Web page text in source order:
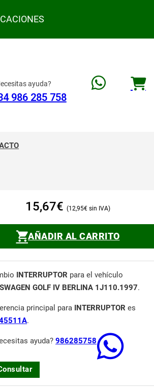
ayuda?
986 285 758
15,67€ 12,95€
AÑADIR AL CARRITO
INTERRUPTOR para el vehículo
GOLF IV BERLINA 1J110.1997.
principal para INTERRUPTOR es
.
ayuda? 986285758